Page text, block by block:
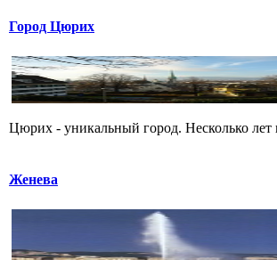
Город Цюрих
Цюрих - уникальный город. Несколько лет
Женева